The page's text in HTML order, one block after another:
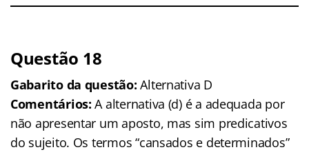
Questão 18
Gabarito da questão: Alternativa D
Comentários: A alternativa (d) é a adequada por
não apresentar um aposto, mas sim predicativos
do sujeito. Os termos “cansados e determinados”